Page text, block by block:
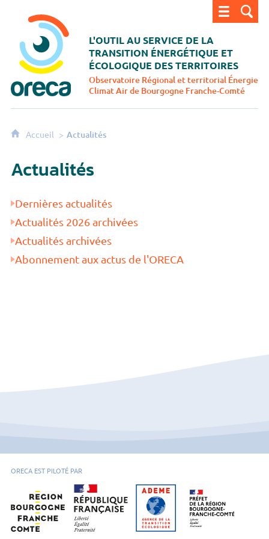
ORECA - Observatoire régional et territorial énergie
L'OUTIL AU SERVICE DE LA
TRANSITION ÉNERGÉTIQUE ET
ÉCOLOGIQUE DES TERRITOIRES
Observatoire Régional et territorial Énergie
Climat Airde Bourgogne Franche-Comté
Accueil Actualités
Actualités
Dernières actualités
Actualités 2026 archivées
Actualités archivées
Abonnement aux actus de l'ORECA
ORECA EST PILOTÉ PAR
Région Bourgogne-Franche-Comté
Ademe Bourgogne-Franche-Comté